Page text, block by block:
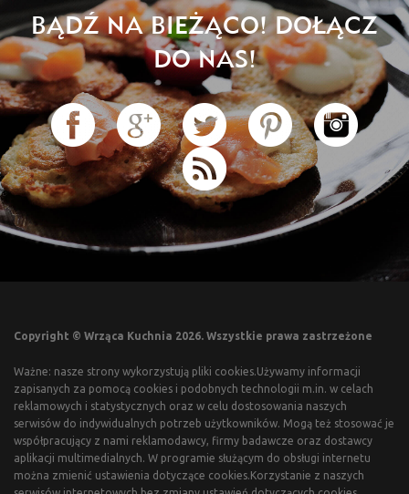
BĄDŹ NA BIEŻĄCO! DOŁĄCZ
DO NAS!
Copyright © Wrząca Kuchnia 2026. Wszystkie prawa zastrzeżone
Ważne: nasze strony wykorzystują pliki cookies.Używamy informacji
zapisanych za pomocą cookies i podobnych technologii m.in. w celach
reklamowych i statystycznych oraz w celu dostosowania naszych
serwisów do indywidualnych potrzeb użytkowników. Mogą też stosować je
współpracujący z nami reklamodawcy, firmy badawcze oraz dostawcy
aplikacji multimedialnych. W programie służącym do obsługi internetu
można zmienić ustawienia dotyczące cookies.Korzystanie z naszych